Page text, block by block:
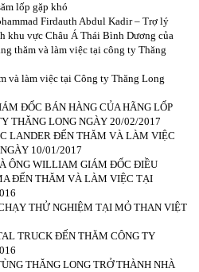
lốp gặp khó
Firdauth Abdul Kadir – Trợ lý
khu vực Châu Á Thái Bình Dương của
thăm và làm việc tại công ty Thăng
và làm việc tại Công ty Thăng Long
ĐỐC BÁN HÀNG CỦA HÃNG LỐP
THĂNG LONG NGÀY 20/02/2017
LANDER ĐẾN THĂM VÀ LÀM VIỆC
10/01/2017
ÔNG WILLIAM GIÁM ĐỐC ĐIỀU
ĐẾN THĂM VÀ LÀM VIỆC TẠI
THỬ NGHIỆM TẠI MỎ THAN VIỆT
TRUCK ĐẾN THĂM CÔNG TY
THĂNG LONG TRỞ THÀNH NHÀ